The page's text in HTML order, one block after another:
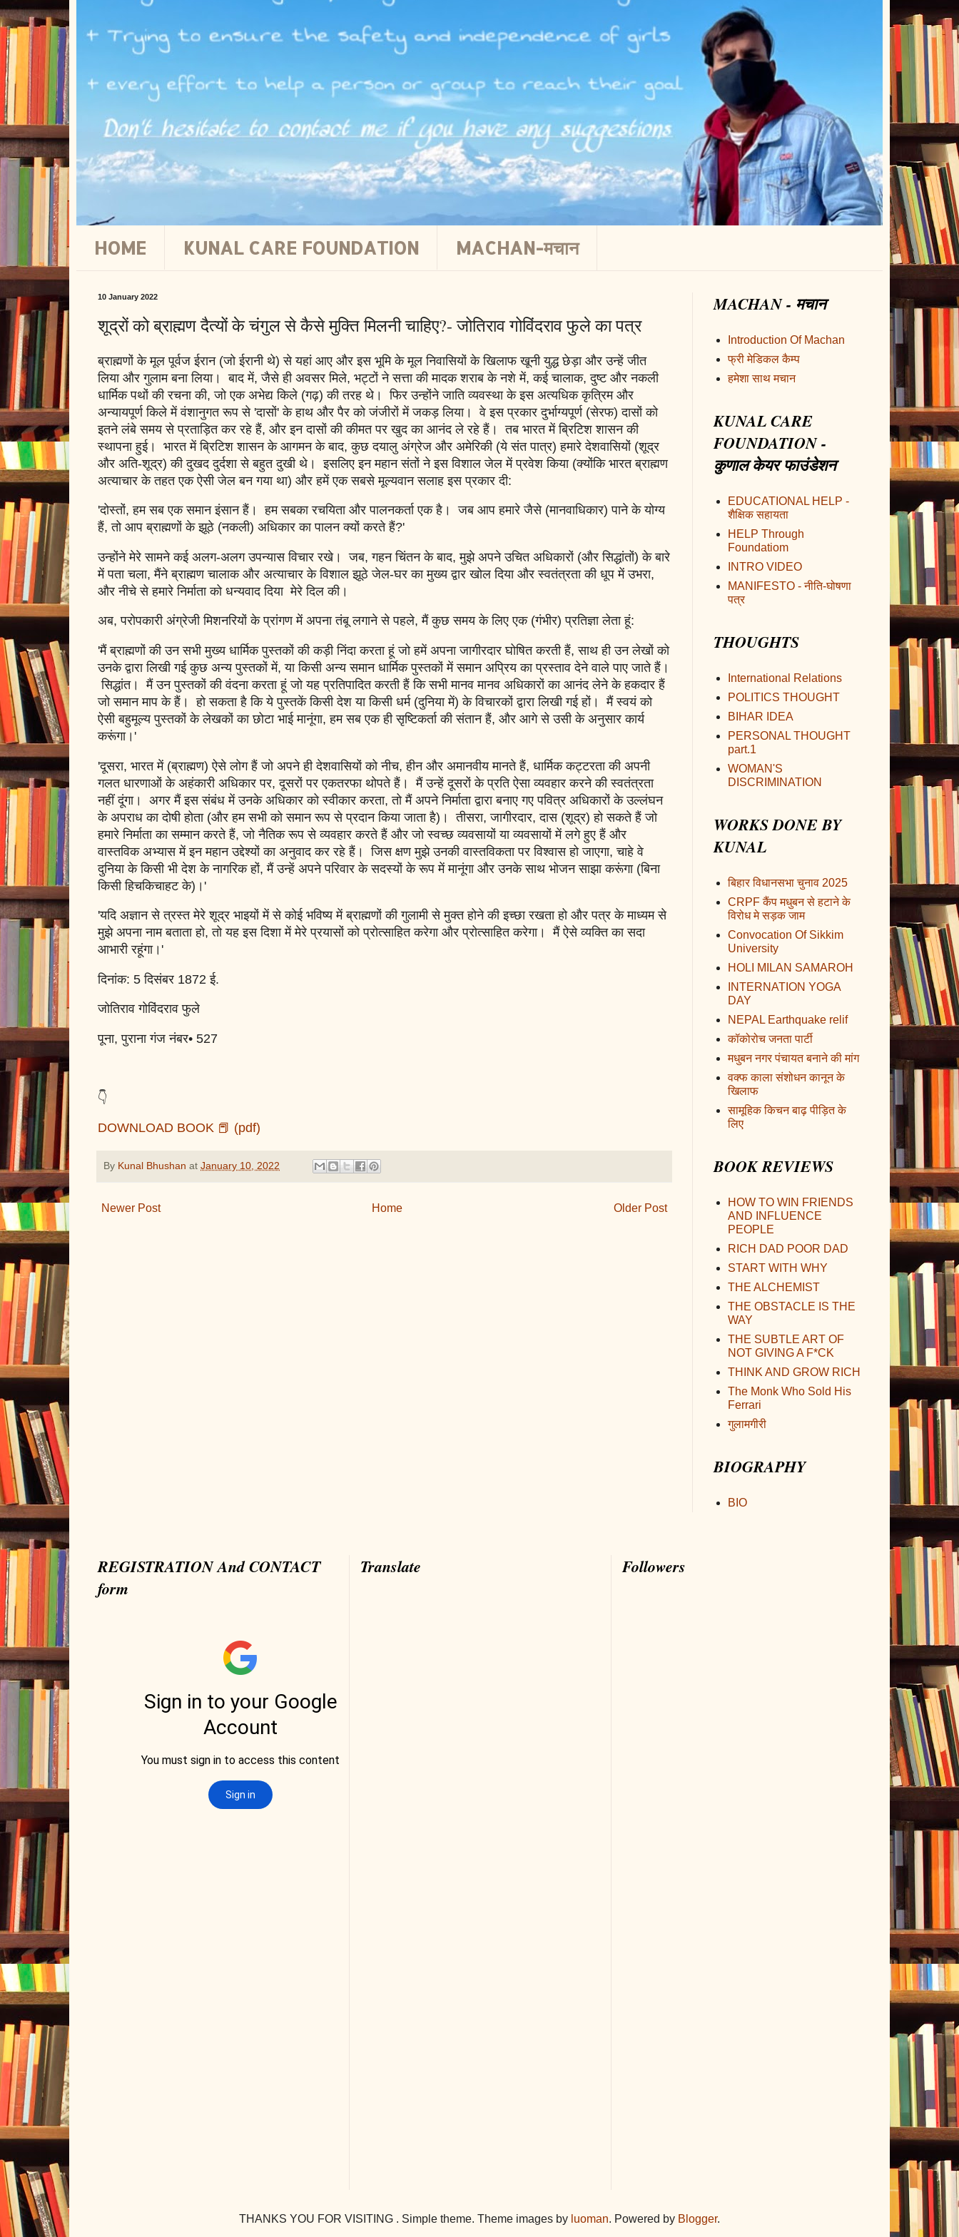
HOME KUNAL CARE FOUNDATION MACHAN-मचान
10 January 2022
शूद्रों को ब्राह्मण दैत्यों के चंगुल से कैसे मुक्ति मिलनी चाहिए?- जोतिराव गोविंदराव फुले का पत्र
ब्राह्मणों के मूल पूर्वज ईरान (जो ईरानी थे) से यहां आए और इस भूमि के मूल निवासियों के खिलाफ खूनी युद्ध छेड़ा और उन्हें जीत
लिया और गुलाम बना लिया। बाद में, जैसे ही अवसर मिले, भट्टों ने सत्ता की मादक शराब के नशे में, कई चालाक, दुष्ट और नकली
धार्मिक पथों की रचना की, जो एक अभेद्य किले (गढ़) की तरह थे। फिर उन्होंने जाति व्यवस्था के इस अत्यधिक कृत्रिम और
अन्यायपूर्ण किले में वंशानुगत रूप से 'दासों' के हाथ और पैर को जंजीरों में जकड़ लिया। वे इस प्रकार दुर्भाग्यपूर्ण (सेरफ) दासों को
इतने लंबे समय से प्रताड़ित कर रहे हैं, और इन दासों की कीमत पर खुद का आनंद ले रहे हैं। तब भारत में ब्रिटिश शासन की
स्थापना हुई। भारत में ब्रिटिश शासन के आगमन के बाद, कुछ दयालु अंग्रेज और अमेरिकी (ये संत पात्र) हमारे देशवासियों (शूद्र
और अति-शूद्र) की दुखद दुर्दशा से बहुत दुखी थे। इसलिए इन महान संतों ने इस विशाल जेल में प्रवेश किया (क्योंकि भारत ब्राह्मण
अत्याचार के तहत एक ऐसी जेल बन गया था) और हमें एक सबसे मूल्यवान सलाह इस प्रकार दी:
'दोस्तों, हम सब एक समान इंसान हैं। हम सबका रचयिता और पालनकर्ता एक है। जब आप हमारे जैसे (मानवाधिकार) पाने के योग्य
हैं, तो आप ब्राह्मणों के झूठे (नकली) अधिकार का पालन क्यों करते हैं?'
उन्होंने मेरे सामने कई अलग-अलग उपन्यास विचार रखे। जब, गहन चिंतन के बाद, मुझे अपने उचित अधिकारों (और सिद्धांतों) के बारे
में पता चला, मैंने ब्राह्मण चालाक और अत्याचार के विशाल झूठे जेल-घर का मुख्य द्वार खोल दिया और स्वतंत्रता की धूप में उभरा,
और नीचे से हमारे निर्माता को धन्यवाद दिया मेरे दिल की।
अब, परोपकारी अंग्रेजी मिशनरियों के प्रांगण में अपना तंबू लगाने से पहले, मैं कुछ समय के लिए एक (गंभीर) प्रतिज्ञा लेता हूं:
'मैं ब्राह्मणों की उन सभी मुख्य धार्मिक पुस्तकों की कड़ी निंदा करता हूं जो हमें अपना जागीरदार घोषित करती हैं, साथ ही उन लेखों को
उनके द्वारा लिखी गई कुछ अन्य पुस्तकों में, या किसी अन्य समान धार्मिक पुस्तकों में समान अप्रिय का प्रस्ताव देने वाले पाए जाते हैं।
सिद्धांत। मैं उन पुस्तकों की वंदना करता हूं जो यह प्रतिपादित करती हैं कि सभी मानव मानव अधिकारों का आनंद लेने के हकदार हैं
जो समान माप के हैं। हो सकता है कि ये पुस्तकें किसी देश या किसी धर्म (दुनिया में) के विचारकों द्वारा लिखी गई हों। मैं स्वयं को
ऐसी बहुमूल्य पुस्तकों के लेखकों का छोटा भाई मानूंगा, हम सब एक ही सृष्टिकर्ता की संतान हैं, और आगे से उसी के अनुसार कार्य
करूंगा।'
'दूसरा, भारत में (ब्राह्मण) ऐसे लोग हैं जो अपने ही देशवासियों को नीच, हीन और अमानवीय मानते हैं, धार्मिक कट्टरता की अपनी
गलत धारणाओं के अहंकारी अधिकार पर, दूसरों पर एकतरफा थोपते हैं। मैं उन्हें दूसरों के प्रति ऐसा व्यवहार करने की स्वतंत्रता
नहीं दूंगा। अगर मैं इस संबंध में उनके अधिकार को स्वीकार करता, तो मैं अपने निर्माता द्वारा बनाए गए पवित्र अधिकारों के उल्लंघन
के अपराध का दोषी होता (और हम सभी को समान रूप से प्रदान किया जाता है)। तीसरा, जागीरदार, दास (शूद्र) हो सकते हैं जो
हमारे निर्माता का सम्मान करते हैं, जो नैतिक रूप से व्यवहार करते हैं और जो स्वच्छ व्यवसायों या व्यवसायों में लगे हुए हैं और
वास्तविक अभ्यास में इन महान उद्देश्यों का अनुवाद कर रहे हैं। जिस क्षण मुझे उनकी वास्तविकता पर विश्वास हो जाएगा, चाहे वे
दुनिया के किसी भी देश के नागरिक हों, मैं उन्हें अपने परिवार के सदस्यों के रूप में मानूंगा और उनके साथ भोजन साझा करूंगा (बिना
किसी हिचकिचाहट के)।'
'यदि अज्ञान से त्रस्त मेरे शूद्र भाइयों में से कोई भविष्य में ब्राह्मणों की गुलामी से मुक्त होने की इच्छा रखता हो और पत्र के माध्यम से
मुझे अपना नाम बताता हो, तो यह इस दिशा में मेरे प्रयासों को प्रोत्साहित करेगा और प्रोत्साहित करेगा। मैं ऐसे व्यक्ति का सदा
आभारी रहूंगा।'
दिनांक: 5 दिसंबर 1872 ई.
जोतिराव गोविंदराव फुले
पूना, पुराना गंज नंबर• 527
👇
DOWNLOAD BOOK 📕 (pdf)
By Kunal Bhushan at January 10, 2022
Newer Post Older Post
Home
MACHAN - मचान
Introduction Of Machan
फ्री मेडिकल कैम्प
हमेशा साथ मचान
KUNAL CARE
FOUNDATION -
कुणाल केयर फाउंडेशन
EDUCATIONAL HELP -
शैक्षिक सहायता
HELP Through
Foundatiom
INTRO VIDEO
MANIFESTO - नीति-घोषणा
पत्र
THOUGHTS
International Relations
POLITICS THOUGHT
BIHAR IDEA
PERSONAL THOUGHT
part.1
WOMAN'S
DISCRIMINATION
WORKS DONE BY
KUNAL
बिहार विधानसभा चुनाव 2025
CRPF कैंप मधुबन से हटाने के
विरोध मे सड़क जाम
Convocation Of Sikkim
University
HOLI MILAN SAMAROH
INTERNATION YOGA
DAY
NEPAL Earthquake relif
कॉकोरोच जनता पार्टी
मधुबन नगर पंचायत बनाने की मांग
वक्फ काला संशोधन कानून के
खिलाफ
सामूहिक किचन बाढ़ पीड़ित के
लिए
BOOK REVIEWS
HOW TO WIN FRIENDS
AND INFLUENCE
PEOPLE
RICH DAD POOR DAD
START WITH WHY
THE ALCHEMIST
THE OBSTACLE IS THE
WAY
THE SUBTLE ART OF
NOT GIVING A F*CK
THINK AND GROW RICH
The Monk Who Sold His
Ferrari
गुलामगीरी
BIOGRAPHY
BIO
REGISTRATION And CONTACT
form
Translate Followers
THANKS YOU FOR VISITING . Simple theme. Theme images by luoman. Powered by Blogger.